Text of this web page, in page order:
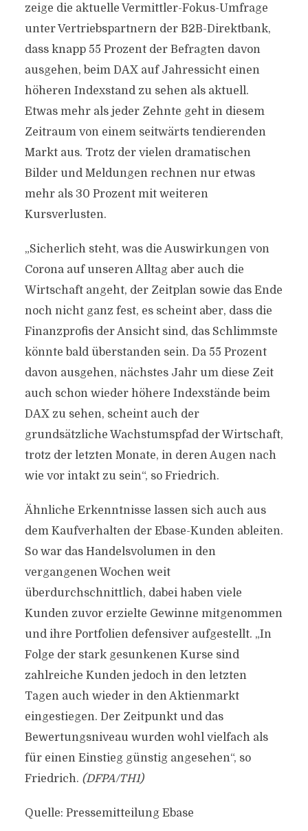
zeige die aktuelle Vermittler-Fokus-Umfrage
unter Vertriebspartnern der B2B-Direktbank,
dass knapp 55 Prozent der Befragten davon
ausgehen, beim DAX auf Jahressicht einen
höheren Indexstand zu sehen als aktuell.
Etwas mehr als jeder Zehnte geht in diesem
Zeitraum von einem seitwärts tendierenden
Markt aus. Trotz der vielen dramatischen
Bilder und Meldungen rechnen nur etwas
mehr als 30 Prozent mit weiteren
Kursverlusten.
„Sicherlich steht, was die Auswirkungen von
Corona auf unseren Alltag aber auch die
Wirtschaft angeht, der Zeitplan sowie das Ende
noch nicht ganz fest, es scheint aber, dass die
Finanzprofis der Ansicht sind, das Schlimmste
könnte bald überstanden sein. Da 55 Prozent
davon ausgehen, nächstes Jahr um diese Zeit
auch schon wieder höhere Indexstände beim
DAX zu sehen, scheint auch der
grundsätzliche Wachstumspfad der Wirtschaft,
trotz der letzten Monate, in deren Augen nach
wie vor intakt zu sein“, so Friedrich.
Ähnliche Erkenntnisse lassen sich auch aus
dem Kaufverhalten der Ebase-Kunden ableiten.
So war das Handelsvolumen in den
vergangenen Wochen weit
überdurchschnittlich, dabei haben viele
Kunden zuvor erzielte Gewinne mitgenommen
und ihre Portfolien defensiver aufgestellt. „In
Folge der stark gesunkenen Kurse sind
zahlreiche Kunden jedoch in den letzten
Tagen auch wieder in den Aktienmarkt
eingestiegen. Der Zeitpunkt und das
Bewertungsniveau wurden wohl vielfach als
für einen Einstieg günstig angesehen“, so
Friedrich. (DFPA/TH1)
Quelle: Pressemitteilung Ebase